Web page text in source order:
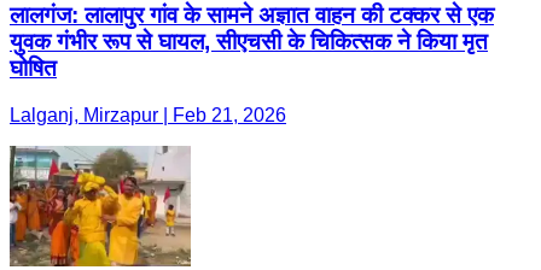
लालगंज: लालापुर गांव के सामने अज्ञात वाहन की टक्कर से एक
युवक गंभीर रूप से घायल, सीएचसी के चिकित्सक ने किया मृत
घोषित
Lalganj, Mirzapur | Feb 21, 2026